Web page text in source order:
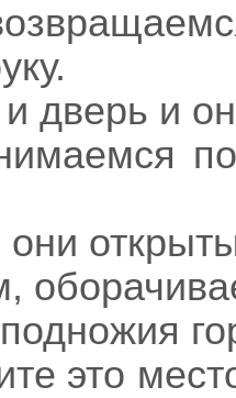
дверь и
они
это